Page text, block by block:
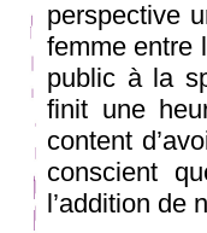
perspective
femme entre
public à la
finit une
content
conscient
l’addition de